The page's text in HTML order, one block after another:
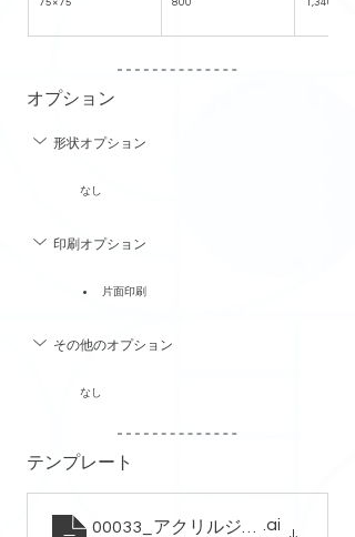
75×75 800 1,340
オプション
形状オプション
なし
印刷オプション
片面印刷
その他のオプション
なし
テンプレート
00033_アクリルジオラマスタン
.ai